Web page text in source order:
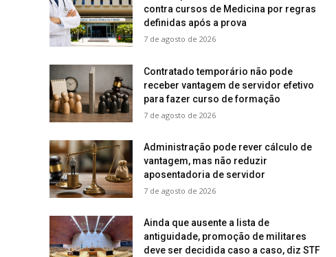
contra cursos de Medicina por regras
definidas após a prova
7 de agosto de 2026
Contratado temporário não pode
receber vantagem de servidor efetivo
para fazer curso de formação
7 de agosto de 2026
Administração pode rever cálculo de
vantagem, mas não reduzir
aposentadoria de servidor
7 de agosto de 2026
Ainda que ausente a lista de
antiguidade, promoção de militares
deve ser decidida caso a caso, diz STF